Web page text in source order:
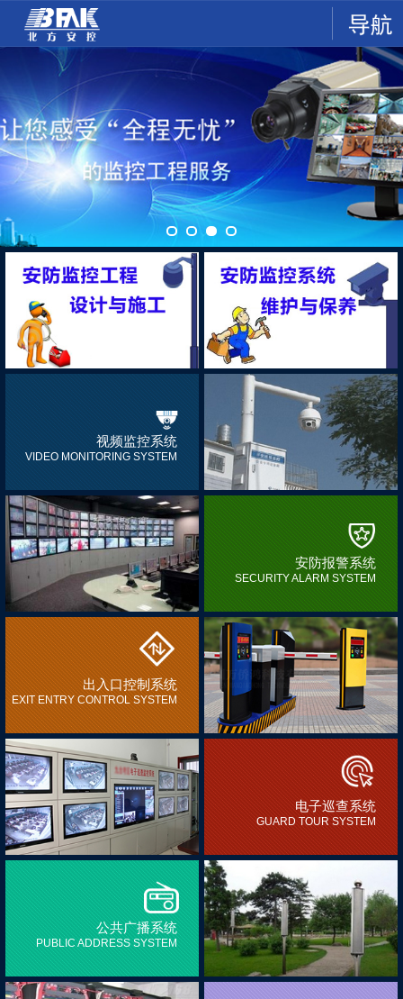
视频监控系统
VIDEO MONITORING SYSTEM
安防报警系统
SECURITY ALARM SYSTEM
出入口控制系统
EXIT ENTRY CONTROL SYSTEM
电子巡查系统
GUARD TOUR SYSTEM
公共广播系统
PUBLIC ADDRESS SYSTEM